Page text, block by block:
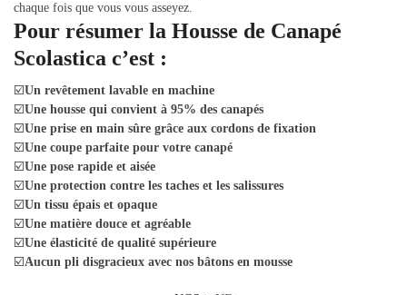
chaque fois que vous vous asseyez.
Pour résumer la Housse de Canapé
Scolastica c’est :
☑️Un revêtement lavable en machine
☑️Une housse qui convient à 95% des canapés
☑️Une prise en main sûre grâce aux cordons de fixation
☑️Une coupe parfaite pour votre canapé
☑️Une pose rapide et aisée
☑️Une protection contre les taches et les salissures
☑️Un tissu épais et opaque
☑️Une matière douce et agréable
☑️Une élasticité de qualité supérieure
☑️Aucun pli disgracieux avec nos bâtons en mousse